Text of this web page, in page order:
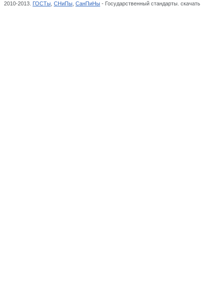
2010-2013. ГОСТы СНиПы СанПиНы - Государственный стандарты. скачать